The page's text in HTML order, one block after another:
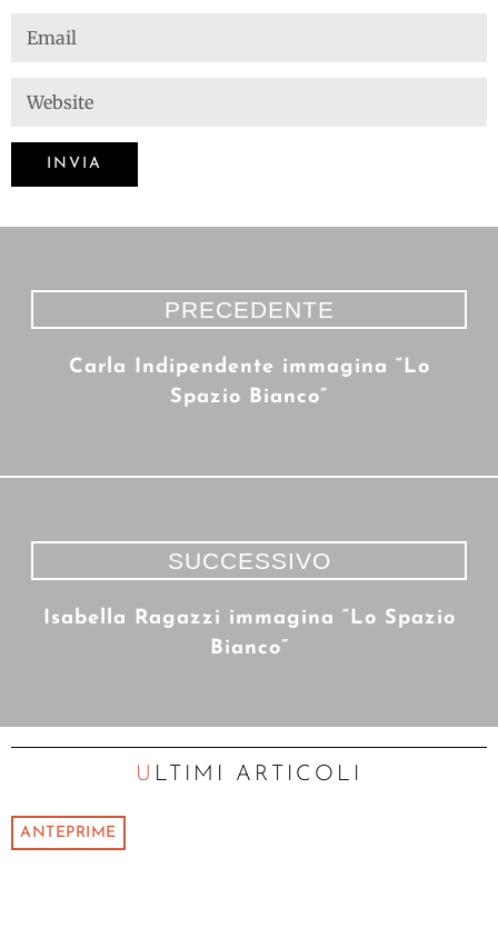
PRECEDENTE
Carla Indipendente immagina “Lo
Spazio Bianco”
SUCCESSIVO
Isabella Ragazzi immagina “Lo Spazio
Bianco”
ULTIMI ARTICOLI
ANTEPRIME